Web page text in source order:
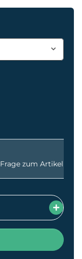
Frage zum Artikel